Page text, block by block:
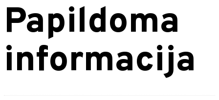
Papildoma
informacija